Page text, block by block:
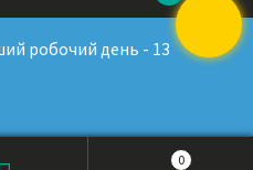
робочий день - 13
Krinitsa
0